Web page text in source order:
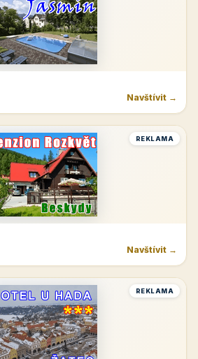
Navštívit →
REKLAMA
Navštívit →
REKLAMA